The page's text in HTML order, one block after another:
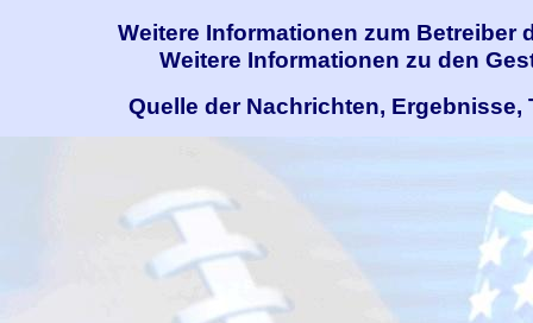
Weitere Informationen zum Betreiber
Weitere Informationen zu den
Quelle der Nachrichten,